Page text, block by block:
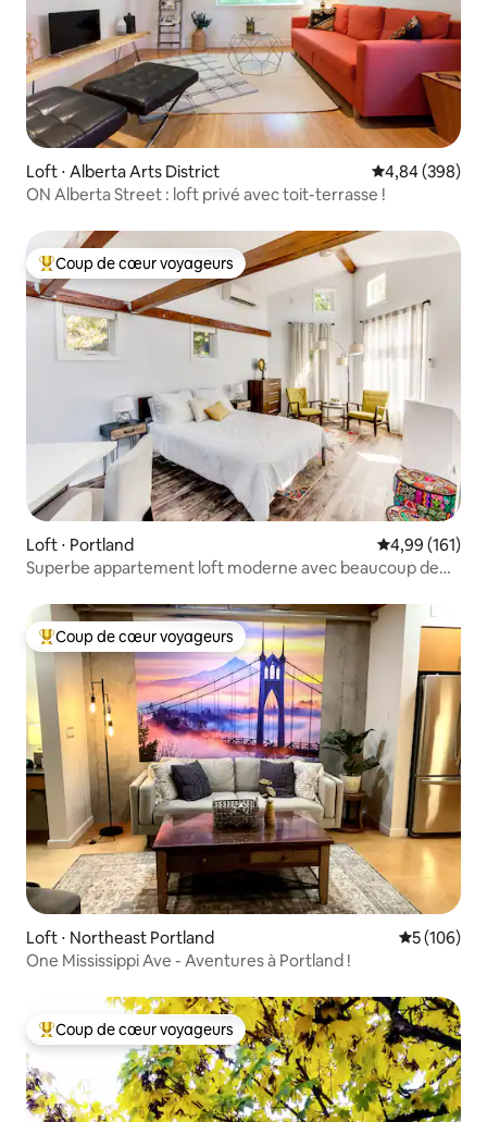
Loft ⋅ Alberta Arts District Évaluation
4,84 (398)
ON Alberta Street : loft privé avec toit-terrasse !
Coups de cœur voyageurs les plus appréciés
Coup de cœur voyageurs
Loft ⋅ Portland Évaluation
4,99 (161)
Superbe appartement loft moderne avec beaucoup de
Coups de cœur voyageurs les plus appréciés
Coup de cœur voyageurs
Loft ⋅ Northeast Portland Évaluation
5 (106)
One Mississippi Ave - Aventures à Portland !
Coups de cœur voyageurs les plus appréciés
Coup de cœur voyageurs